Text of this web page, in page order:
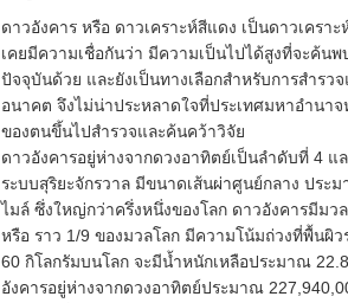
ดาวอังคาร หรือ ดาวเคราะห์สีแดง เป็นดาวเครา
เคยมีความเชื่อกันว่า มีความเป็นไปได้สูงที่จะค้น
ปัจจุบันด้วย และยังเป็นทางเลือกสำหรับการสำร
อนาคต จึงไม่น่าประหลาดใจที่ประเทศมหาอำนา
ของตนขึ้นไปสำรวจและค้นคว้าวิจัย
ดาวอังคารอยู่ห่างจากดวงอาทิตย์เป็นลำดับที่ 4
ระบบสุริยะจักรวาล มีขนาดเส้นผ่าศูนย์กลาง ประ
ไมล์ ซึ่งใหญ่กว่าครึ่งหนึ่งของโลก ดาวอังคารมีมว
หรือ ราว 1/9 ของมวลโลก มีความโน้มถ่วงที่พื้นผิ
60 กิโลกรัมบนโลก จะมีน้ำหนักเหลือประมาณ
อังคารอยู่ห่างจากดวงอาทิตย์ประมาณ